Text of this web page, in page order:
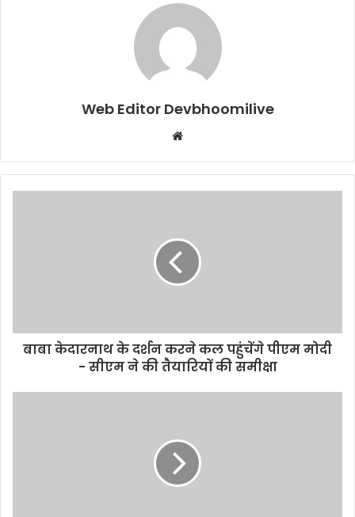
Web Editor Devbhoomilive
Website
बाबा केदारनाथ के दर्शन करने कल पहुंचेंगे पीएम मोदी
- सीएम ने की तैयारियों की समीक्षा